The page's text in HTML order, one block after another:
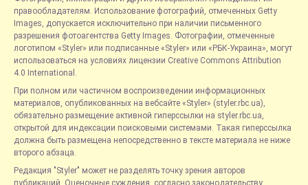
правообладателям. Использование фотографий, отмеченных Getty
Images, допускается исключительно при наличии письменного
разрешения фотоагентства Getty Images. Фотографии, отмеченные
логотипом «Styler» или подписанные «Styler» или «РБК-Украина», могут
использоваться на условиях лицензии Creative Commons Attribution
4.0 International.
При полном или частичном воспроизведении информационных
материалов, опубликованных на вебсайте «Styler» (styler.rbc.ua),
обязательно размещение активной гиперссылки на styler.rbc.ua,
открытой для индексации поисковыми системами. Такая гиперссылка
должна быть размещена непосредственно в тексте материала не ниже
второго абзаца.
Редакция "Styler" может не разделять точку зрения авторов